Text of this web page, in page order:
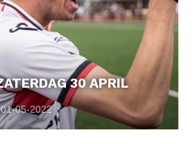
30 APRIL
01-05-2022